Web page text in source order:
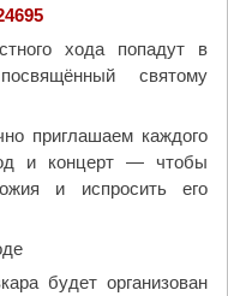
хода попадут в
святому
приглашаем каждого
и концерт — чтобы
и испросить его
будет организован